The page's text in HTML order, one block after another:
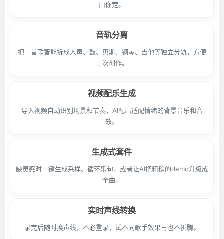
由你定。
音轨分离
把一首歌智能拆成人声、鼓、贝斯、钢琴、吉他等独立分轨，方便
二次创作。
视频配乐生成
导入视频自动识别场景和节奏，AI配出适配情绪的背景音乐和音
效。
生成式套件
缺灵感时一键生成采样、循环乐句，或者让AI把粗糙的demo升级成
全曲。
实时声线转换
录完后随时换声线，不必重录，试不同歌手效果再也不折腾。